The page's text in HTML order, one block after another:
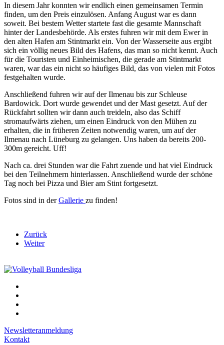
In diesem Jahr konnten wir endlich einen gemeinsamen Termin
finden, um den Preis einzulösen. Anfang August war es dann
soweit. Bei bestem Wetter startete fast die gesamte Mannschaft
hinter der Landesbehörde. Als erstes fuhren wir mit dem Ewer in
den alten Hafen am Stintmarkt ein. Von der Wasserseite aus ergibt
sich ein völlig neues Bild des Hafens, das man so nicht kennt. Auch
für die Touristen und Einheimischen, die gerade am Stintmarkt
waren, war das ein nicht so häufiges Bild, das von vielen mit Fotos
festgehalten wurde.
Anschließend fuhren wir auf der Ilmenau bis zur Schleuse
Bardowick. Dort wurde gewendet und der Mast gesetzt. Auf der
Rückfahrt sollten wir dann auch treideln, also das Schiff
stromaufwärts ziehen, um einen Eindruck von den Mühen zu
erhalten, die in früheren Zeiten notwendig waren, um auf der
Ilmenau nach Lüneburg zu gelangen. Uns haben da bereits 200-
300m gereicht. Uff!
Nach ca. drei Stunden war die Fahrt zuende und hat viel Eindruck
bei den Teilnehmern hinterlassen. Anschließend wurde der schöne
Tag noch bei Pizza und Bier am Stint fortgesetzt.
Fotos sind in derGallerie zu finden!
Zurück
Weiter
Newsletteranmeldung
Kontakt